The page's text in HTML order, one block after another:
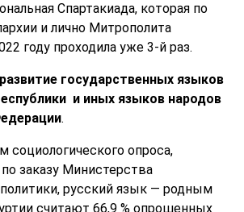
Спартакиада, которая по
и лично Митрополита
году проходила уже 3-й раз.
государственных языков
и иных языков народов
.
социологического опроса,
заказу Министерства
русский язык — родным
считают 66,9 % опрошенных